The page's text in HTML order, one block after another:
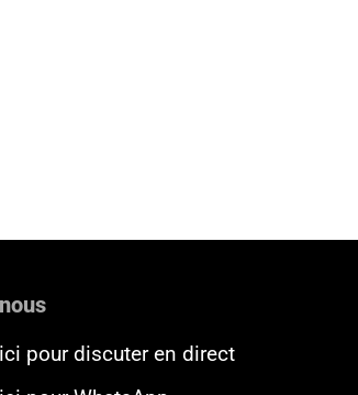
pour discuter en direct